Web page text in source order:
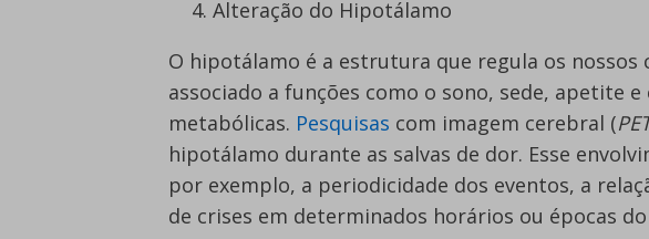
Alteração do Hipotálamo
O hipotálamo é a estrutura que regula os nossos
associado a funções como o sono, sede, apetite
metabólicas. Pesquisas com imagem cerebral (
hipotálamo durante as salvas de dor. Esse
por exemplo, a periodicidade dos eventos, a
de crises em determinados horários ou épocas do